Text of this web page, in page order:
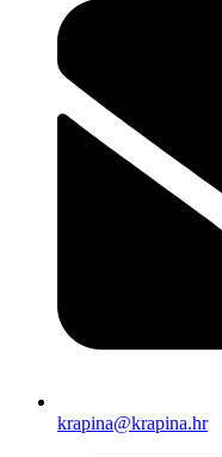
krapina@krapina.hr